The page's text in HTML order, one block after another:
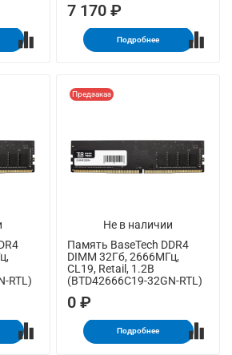
7 170 ₽
Подробнее
RTL)
Не в наличии
Предзаказ
Память BaseTech DDR4
DIMM 32Гб, 2666МГц,
CL19, Retail, 1.2В
(BTD42666C19-32GN-RTL)
0 ₽
Подробнее